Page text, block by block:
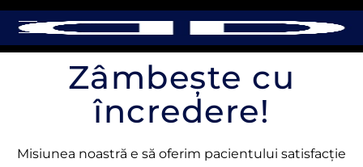
Zâmbește cu
încredere!
Misiunea noastră e să oferim pacientului satisfacție